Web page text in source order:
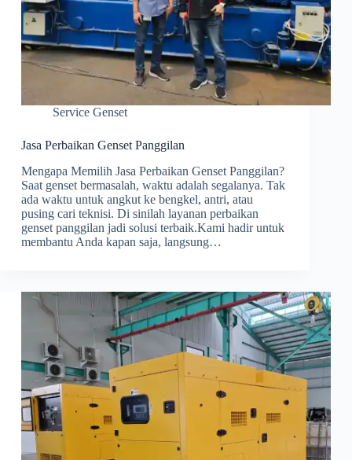
Service Genset
Jasa Perbaikan Genset Panggilan
Mengapa Memilih Jasa Perbaikan Genset Panggilan?
Saat genset bermasalah, waktu adalah segalanya. Tak
ada waktu untuk angkut ke bengkel, antri, atau
pusing cari teknisi. Di sinilah layanan perbaikan
genset panggilan jadi solusi terbaik.Kami hadir untuk
membantu Anda kapan saja, langsung…